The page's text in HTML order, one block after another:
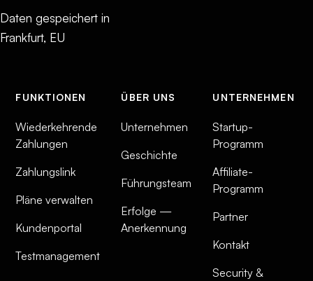
Daten gespeichert in
Frankfurt, EU
FUNKTIONEN
Wiederkehrende
Zahlungen
Zahlungslink
Pläne verwalten
Kundenportal
Testmanagement
ÜBER UNS
Unternehmen
Geschichte
Führungsteam
Erfolge —
Anerkennung
UNTERNEHMEN
Startup-
Programm
Affiliate-
Programm
Partner
Kontakt
Security &